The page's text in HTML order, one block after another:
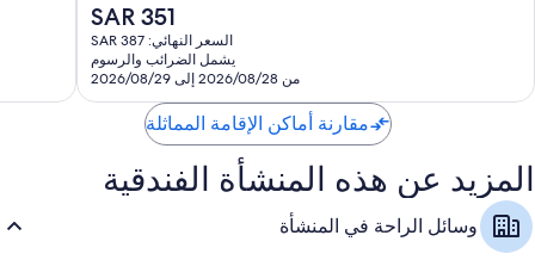
السعر
الحالي
هو
SAR
351
SAR 351
السعر النهائي: SAR 387
يشمل الضرائب والرسوم
من 2026/08/28 إلى 2026/08/29
مقارنة أماكن الإقامة المماثلة
المزيد عن هذه المنشأة الفندقية
وسائل الراحة في المنشأة